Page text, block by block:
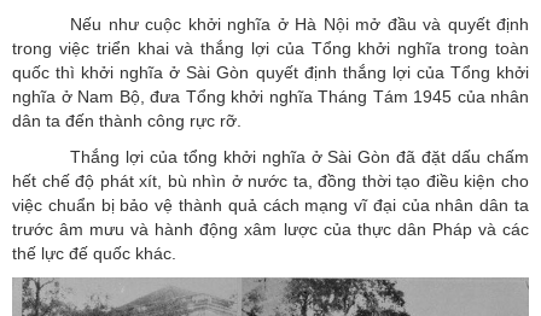
Nếu như cuộc khởi nghĩa ở Hà Nội mở đầu và quyết định
trong việc triển khai và thắng lợi của Tổng khởi nghĩa trong toàn
quốc thì khởi nghĩa ở Sài Gòn quyết định thắng lợi của Tổng khởi
nghĩa ở Nam Bộ, đưa Tổng khởi nghĩa Tháng Tám 1945 của nhân
dân ta đến thành công rực rỡ.
Thắng lợi của tổng khởi nghĩa ở Sài Gòn đã đặt dấu chấm
hết chế độ phát xít, bù nhìn ở nước ta, đồng thời tạo điều kiện cho
việc chuẩn bị bảo vệ thành quả cách mạng vĩ đại của nhân dân ta
trước âm mưu và hành động xâm lược của thực dân Pháp và các
thế lực đế quốc khác.